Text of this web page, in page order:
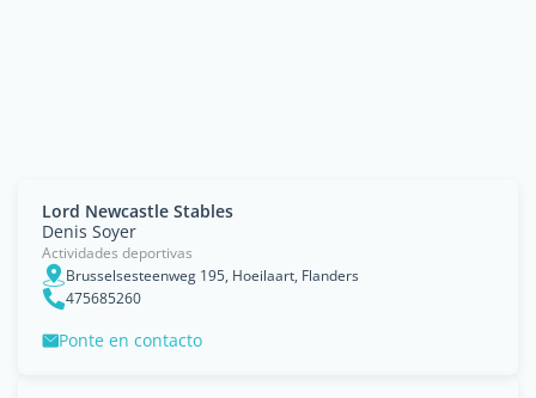
Lord Newcastle Stables
Denis Soyer
Actividades deportivas
Brusselsesteenweg 195, Hoeilaart, Flanders
475685260
Ponte en contacto